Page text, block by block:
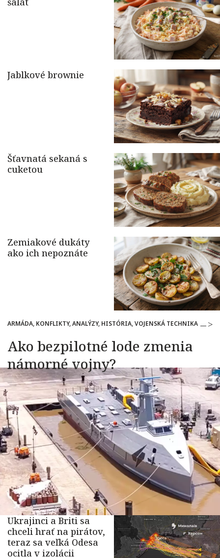
ARMÁDA, KONFLIKTY, ANALÝZY, HISTÓRIA, VOJENSKÁ TECHNIKA